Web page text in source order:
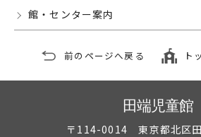
館・センター案内
前のページへ戻る ト
田端児童館
〒114-0014 東京都北区